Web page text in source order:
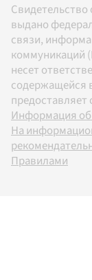
выдано
связи,
коммуникаций
несет
содержащейся
Информация
На
Правилами